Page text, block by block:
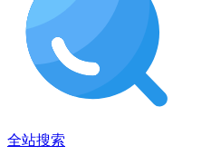
全站搜索